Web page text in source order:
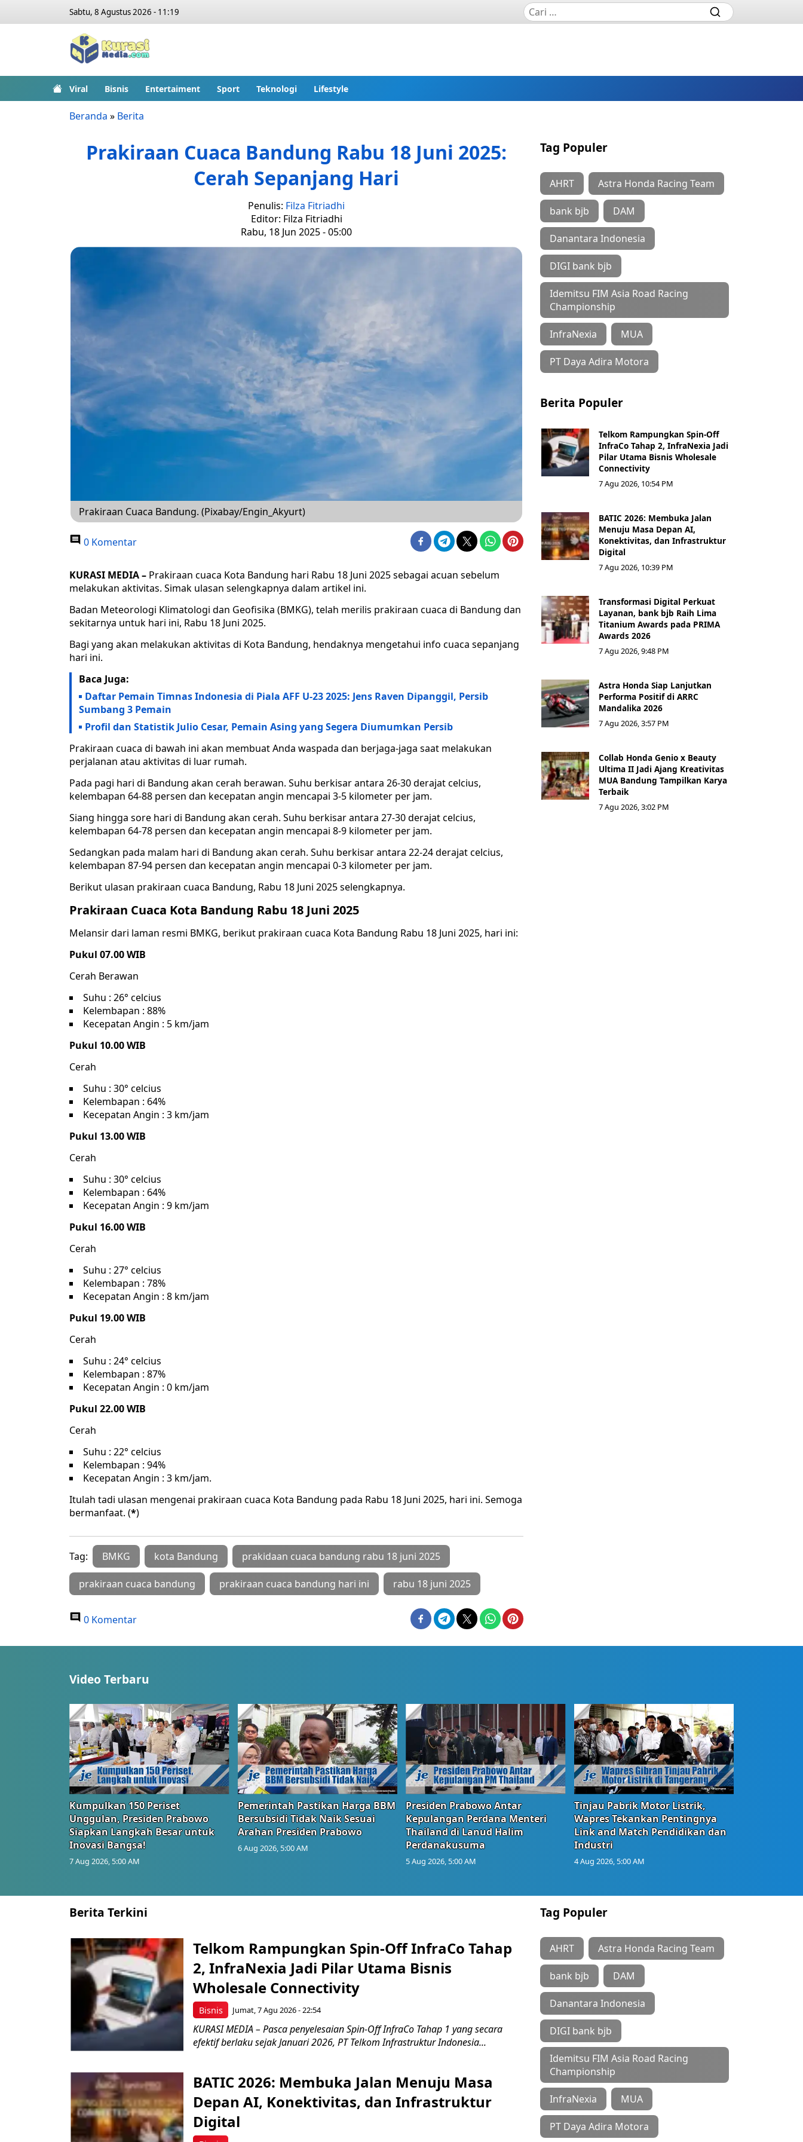
Sabtu, 8 Agustus 2026 - 11:19
Viral Bisnis Entertaiment Sport Teknologi Lifestyle
Beranda » Berita
Prakiraan Cuaca Bandung Rabu 18 Juni 2025:
Cerah Sepanjang Hari
Penulis: Filza Fitriadhi
Editor: Filza Fitriadhi
Rabu, 18 Jun 2025 - 05:00
Prakiraan Cuaca Bandung. (Pixabay/Engin_Akyurt)
0 Komentar
KURASI MEDIA – Prakiraan cuaca Kota Bandung hari Rabu 18 Juni 2025 sebagai acuan sebelum
melakukan aktivitas. Simak ulasan selengkapnya dalam artikel ini.
Badan Meteorologi Klimatologi dan Geofisika (BMKG), telah merilis prakiraan cuaca di Bandung dan
sekitarnya untuk hari ini, Rabu 18 Juni 2025.
Bagi yang akan melakukan aktivitas di Kota Bandung, hendaknya mengetahui info cuaca sepanjang
hari ini.
Baca Juga:
Daftar Pemain Timnas Indonesia di Piala AFF U-23 2025: Jens Raven Dipanggil, Persib
Sumbang 3 Pemain
Profil dan Statistik Julio Cesar, Pemain Asing yang Segera Diumumkan Persib
Prakiraan cuaca di bawah ini akan membuat Anda waspada dan berjaga-jaga saat melakukan
perjalanan atau aktivitas di luar rumah.
Pada pagi hari di Bandung akan cerah berawan. Suhu berkisar antara 26-30 derajat celcius,
kelembapan 64-88 persen dan kecepatan angin mencapai 3-5 kilometer per jam.
Siang hingga sore hari di Bandung akan cerah. Suhu berkisar antara 27-30 derajat celcius,
kelembapan 64-78 persen dan kecepatan angin mencapai 8-9 kilometer per jam.
Sedangkan pada malam hari di Bandung akan cerah. Suhu berkisar antara 22-24 derajat celcius,
kelembapan 87-94 persen dan kecepatan angin mencapai 0-3 kilometer per jam.
Berikut ulasan prakiraan cuaca Bandung, Rabu 18 Juni 2025 selengkapnya.
Prakiraan Cuaca Kota Bandung Rabu 18 Juni 2025
Melansir dari laman resmi BMKG, berikut prakiraan cuaca Kota Bandung Rabu 18 Juni 2025, hari ini:
Pukul 07.00 WIB
Cerah Berawan
Suhu : 26° celcius
Kelembapan : 88%
Kecepatan Angin : 5 km/jam
Pukul 10.00 WIB
Cerah
Suhu : 30° celcius
Kelembapan : 64%
Kecepatan Angin : 3 km/jam
Pukul 13.00 WIB
Cerah
Suhu : 30° celcius
Kelembapan : 64%
Kecepatan Angin : 9 km/jam
Pukul 16.00 WIB
Cerah
Suhu : 27° celcius
Kelembapan : 78%
Kecepatan Angin : 8 km/jam
Pukul 19.00 WIB
Cerah
Suhu : 24° celcius
Kelembapan : 87%
Kecepatan Angin : 0 km/jam
Pukul 22.00 WIB
Cerah
Suhu : 22° celcius
Kelembapan : 94%
Kecepatan Angin : 3 km/jam.
Itulah tadi ulasan mengenai prakiraan cuaca Kota Bandung pada Rabu 18 Juni 2025, hari ini. Semoga
bermanfaat. (*)
Tag: BMKG kota Bandung prakidaan cuaca bandung rabu 18 juni 2025
prakiraan cuaca bandung prakiraan cuaca bandung hari ini rabu 18 juni 2025
0 Komentar
Tag Populer
AHRT Astra Honda Racing Team
bank bjb DAM
Danantara Indonesia
DIGI bank bjb
Idemitsu FIM Asia Road Racing
Championship
InfraNexia MUA
PT Daya Adira Motora
Berita Populer
Telkom Rampungkan Spin-Off
InfraCo Tahap 2, InfraNexia Jadi
Pilar Utama Bisnis Wholesale
Connectivity
7 Agu 2026, 10:54 PM
BATIC 2026: Membuka Jalan
Menuju Masa Depan AI,
Konektivitas, dan Infrastruktur
Digital
7 Agu 2026, 10:39 PM
Transformasi Digital Perkuat
Layanan, bank bjb Raih Lima
Titanium Awards pada PRIMA
Awards 2026
7 Agu 2026, 9:48 PM
Astra Honda Siap Lanjutkan
Performa Positif di ARRC
Mandalika 2026
7 Agu 2026, 3:57 PM
Collab Honda Genio x Beauty
Ultima II Jadi Ajang Kreativitas
MUA Bandung Tampilkan Karya
Terbaik
7 Agu 2026, 3:02 PM
Video Terbaru
Kumpulkan 150 Periset
Unggulan, Presiden Prabowo
Siapkan Langkah Besar untuk
Inovasi Bangsa!
7 Aug 2026, 5:00 AM
Pemerintah Pastikan Harga BBM
Bersubsidi Tidak Naik Sesuai
Arahan Presiden Prabowo
6 Aug 2026, 5:00 AM
Presiden Prabowo Antar
Kepulangan Perdana Menteri
Thailand di Lanud Halim
Perdanakusuma
5 Aug 2026, 5:00 AM
Tinjau Pabrik Motor Listrik,
Wapres Tekankan Pentingnya
Link and Match Pendidikan dan
Industri
4 Aug 2026, 5:00 AM
Berita Terkini
Bisnis
Telkom Rampungkan Spin-Off InfraCo Tahap
2, InfraNexia Jadi Pilar Utama Bisnis
Wholesale Connectivity
Jumat, 7 Agu 2026 - 22:54
KURASI MEDIA – Pasca penyelesaian Spin-Off InfraCo Tahap 1 yang secara
efektif berlaku sejak Januari 2026, PT Telkom Infrastruktur Indonesia...
BATIC 2026: Membuka Jalan Menuju Masa
Depan AI, Konektivitas, dan Infrastruktur
Digital
Tag Populer
AHRT Astra Honda Racing Team
bank bjb DAM
Danantara Indonesia
DIGI bank bjb
Idemitsu FIM Asia Road Racing
Championship
InfraNexia MUA
PT Daya Adira Motora